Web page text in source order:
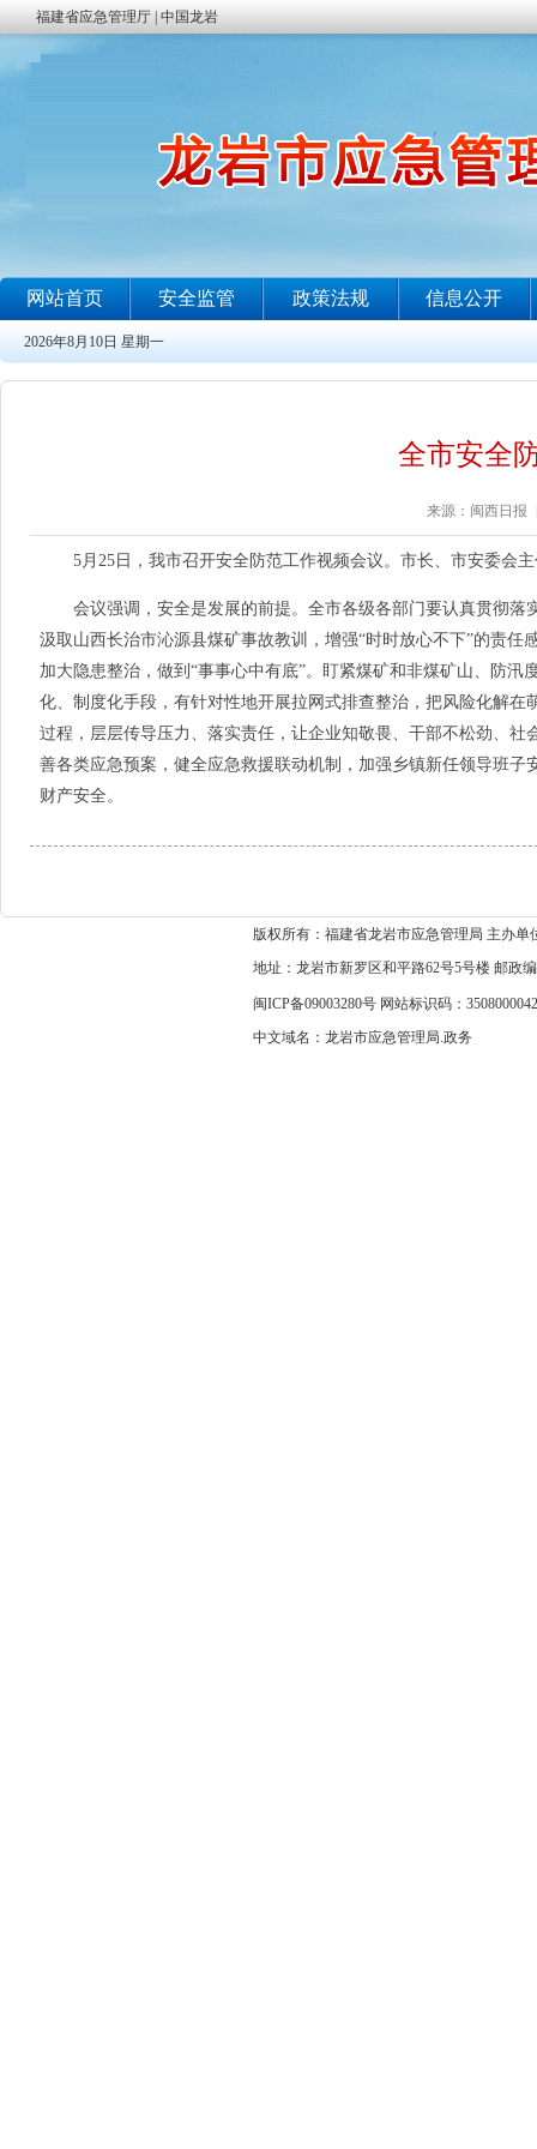
全市安全
来源：闽西日报
5月25日，我市召开安全防范工作视频会议。市长、市安委会
会议强调，安全是发展的前提。全市各级各部门要认真贯彻落
汲取山西长治市沁源县煤矿事故教训，增强“时时放心不下”的责
加大隐患整治，做到“事事心中有底”。盯紧煤矿和非煤矿山、防
化、制度化手段，有针对性地开展拉网式排查整治，把风险化解
过程，层层传导压力、落实责任，让企业知敬畏、干部不松劲、
善各类应急预案，健全应急救援联动机制，加强乡镇新任领导班
财产安全。